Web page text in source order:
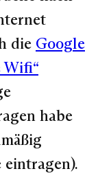
die Google
Wifi“
habe